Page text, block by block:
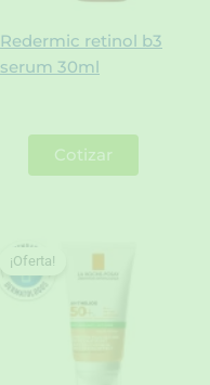
Redermic retinol b3
serum 30ml
Cotizar
¡Oferta!
¡Oferta!